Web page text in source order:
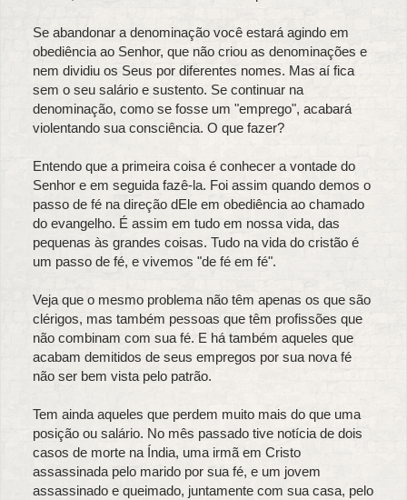
Se abandonar a denominação você estará agindo em
obediência ao Senhor, que não criou as denominações e
nem dividiu os Seus por diferentes nomes. Mas aí fica
sem o seu salário e sustento. Se continuar na
denominação, como se fosse um "emprego", acabará
violentando sua consciência. O que fazer?
Entendo que a primeira coisa é conhecer a vontade do
Senhor e em seguida fazê-la. Foi assim quando demos o
passo de fé na direção dEle em obediência ao chamado
do evangelho. É assim em tudo em nossa vida, das
pequenas às grandes coisas. Tudo na vida do cristão é
um passo de fé, e vivemos "de fé em fé".
Veja que o mesmo problema não têm apenas os que são
clérigos, mas também pessoas que têm profissões que
não combinam com sua fé. E há também aqueles que
acabam demitidos de seus empregos por sua nova fé
não ser bem vista pelo patrão.
Tem ainda aqueles que perdem muito mais do que uma
posição ou salário. No mês passado tive notícia de dois
casos de morte na Índia, uma irmã em Cristo
assassinada pelo marido por sua fé, e um jovem
assassinado e queimado, juntamente com sua casa, pelo